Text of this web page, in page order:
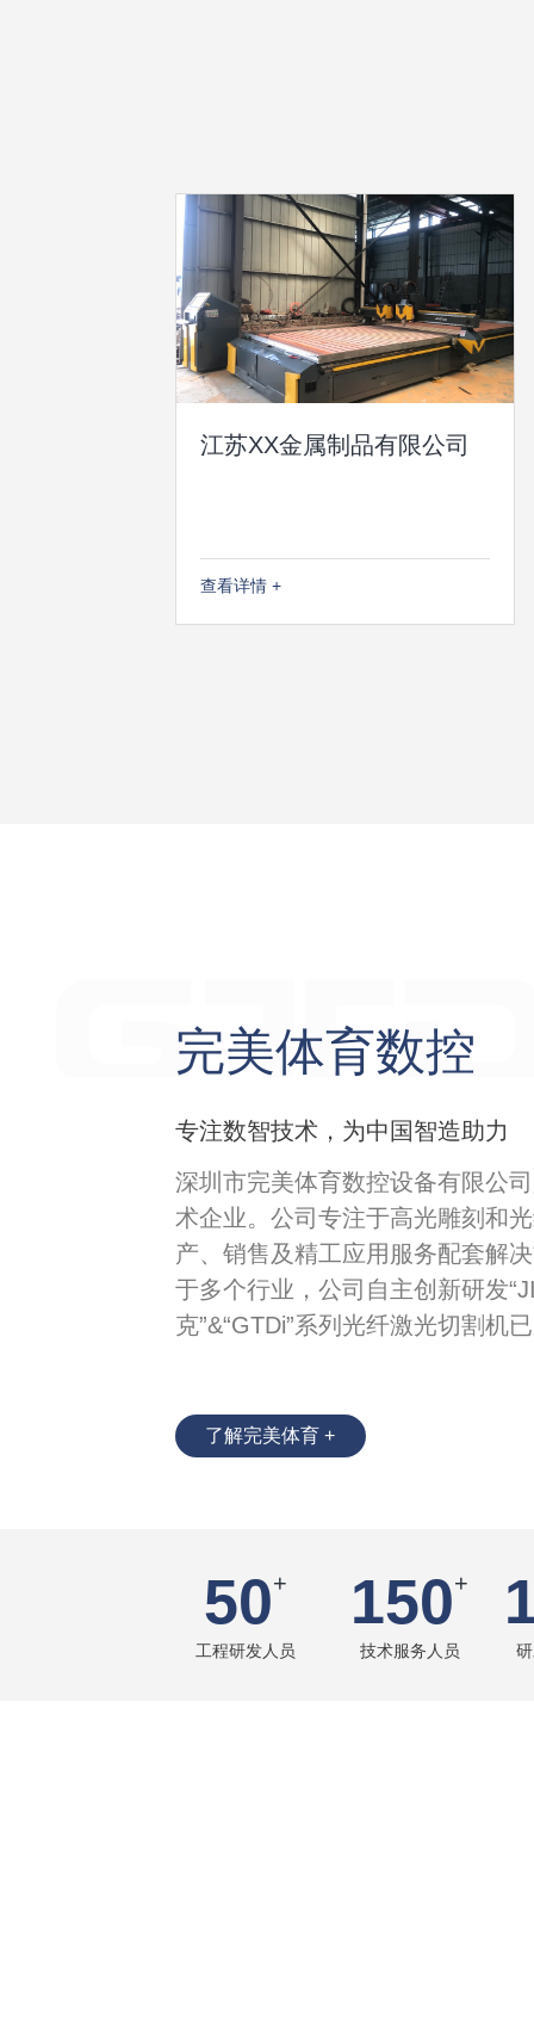
江苏XX金属制品有限公司
查看详情 +
完美体育数控
专注数智技术，为中国智造助力
深圳市完美体育数控设备有限公
术企业。公司专注于高光雕刻和
产、销售及精工应用服务配套解
于多个行业，公司自主创新研发
克”&“GTDi”系列光纤激光切割机
了解完美体育 +
50+
工程研发人员
150+
技术服务人员